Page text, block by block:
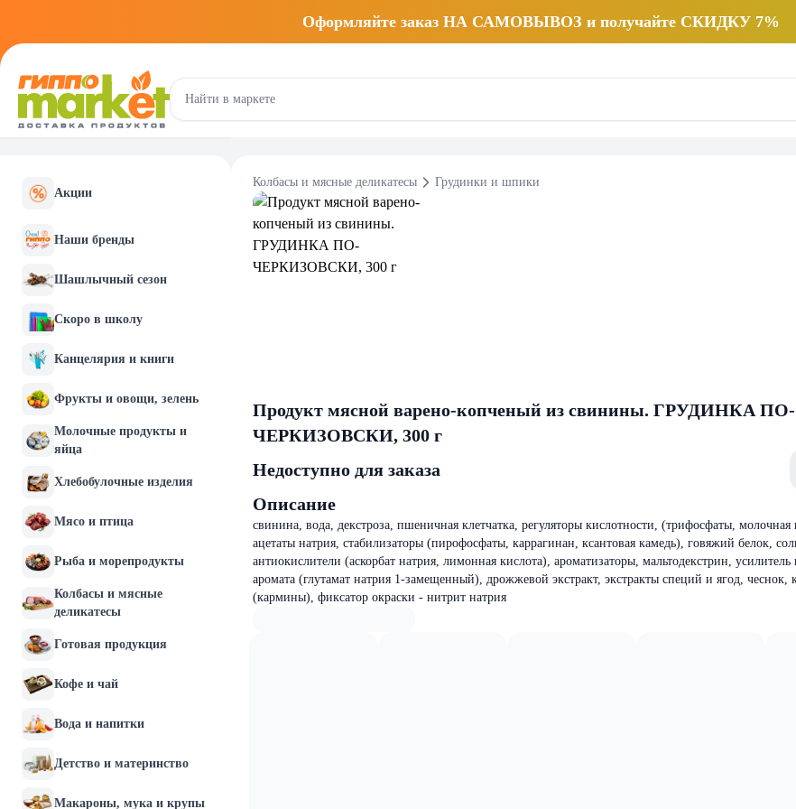
Оформляйте заказ НА САМОВЫВОЗ и получайте СКИДКУ 7%
Акции
Наши бренды
Шашлычный сезон
Скоро в школу
Канцелярия и книги
Фрукты и овощи, зелень
Молочные продукты и
яйца
Хлебобулочные изделия
Мясо и птица
Рыба и морепродукты
Колбасы и мясные
деликатесы
Готовая продукция
Кофе и чай
Вода и напитки
Детство и материнство
Макароны, мука и крупы
Колбасы и мясные деликатесы Грудинки и шпики
Продукт мясной варено-копченый из свинины. ГРУДИНКА ПО-
ЧЕРКИЗОВСКИ, 300 г
Недоступно для заказа
Описание
свинина, вода, декстроза, пшеничная клетчатка, регуляторы кислотности, (трифосфаты, молочная
ацетаты натрия, стабилизаторы (пирофосфаты, каррагинан, ксантовая камедь), говяжий белок,
антиокислители (аскорбат натрия, лимонная кислота), ароматизаторы, мальтодекстрин, усилитель
аромата (глутамат натрия 1-замещенный), дрожжевой экстракт, экстракты специй и ягод, чеснок,
(кармины), фиксатор окраски - нитрит натрия